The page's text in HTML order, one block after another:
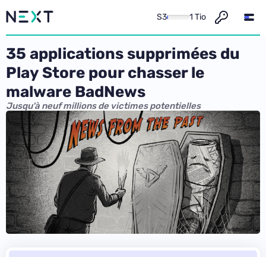
S3 1 Tio
35 applications supprimées du
Play Store pour chasser le
malware BadNews
Jusqu'à neuf millions de victimes potentielles